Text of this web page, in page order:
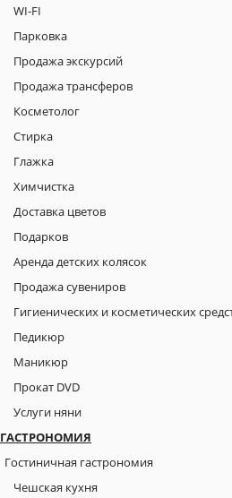
WI-FI
Парковка
Продажа экскурсий
Продажа трансферов
Косметолог
Стирка
Глажка
Химчистка
Доставка цветов
Подарков
Аренда детских колясок
Продажа сувениров
Гигиенических и косметических
Педикюр
Маникюр
Прокат DVD
Услуги няни
ГАСТРОНОМИЯ
Гостиничная гастрономия
Чешская кухня